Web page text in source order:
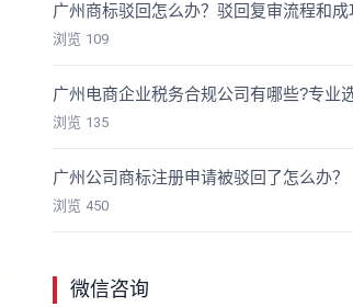
广州商标驳回怎么办？驳回复审流程和成
浏览 109
广州电商企业税务合规公司有哪些?专业
浏览 135
广州公司商标注册申请被驳回了怎么办？
浏览 450
微信咨询